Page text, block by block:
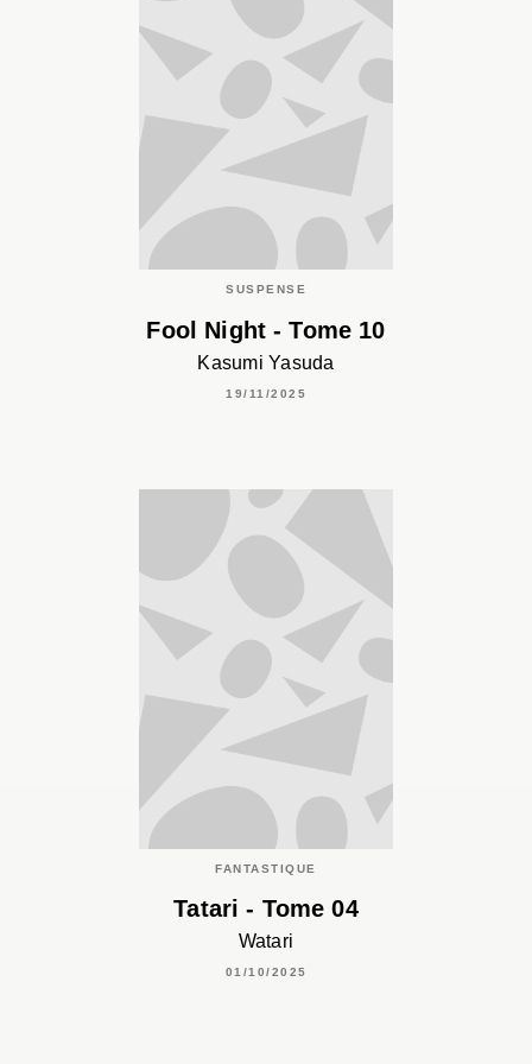
SUSPENSE
Fool Night - Tome 10
Kasumi Yasuda
19/11/2025
FANTASTIQUE
Tatari - Tome 04
Watari
01/10/2025